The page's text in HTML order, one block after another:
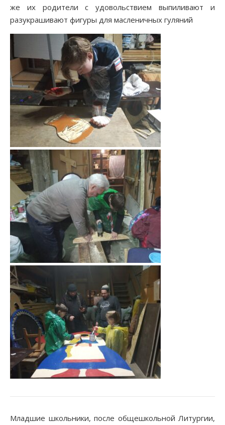
же их родители с удовольствием выпиливают и
разукрашивают фигуры для масленичных гуляний
Младшие школьники, после общешкольной Литургии,